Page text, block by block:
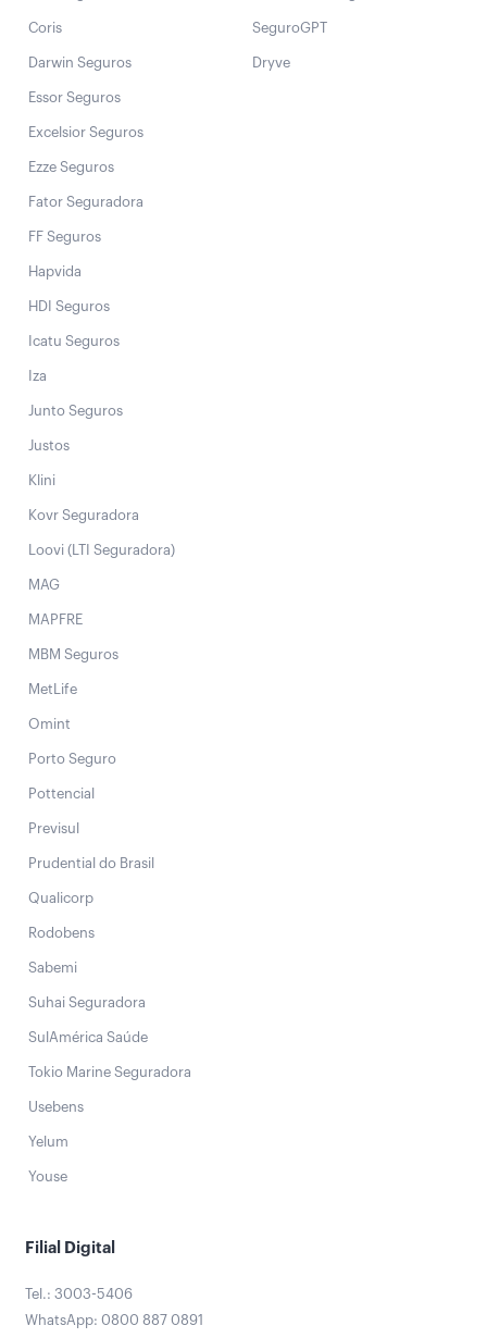
Coris
Darwin Seguros
Essor Seguros
Excelsior Seguros
Ezze Seguros
Fator Seguradora
FF Seguros
Hapvida
HDI Seguros
Icatu Seguros
Iza
Junto Seguros
Justos
Klini
Kovr Seguradora
Loovi (LTI Seguradora)
MAG
MAPFRE
MBM Seguros
MetLife
Omint
Porto Seguro
Pottencial
Previsul
Prudential do Brasil
Qualicorp
Rodobens
Sabemi
Suhai Seguradora
SulAmérica Saúde
Tokio Marine Seguradora
Usebens
Yelum
Youse
SeguroGPT
Dryve
Filial Digital
Tel.: 3003-5406
WhatsApp: 0800 887 0891